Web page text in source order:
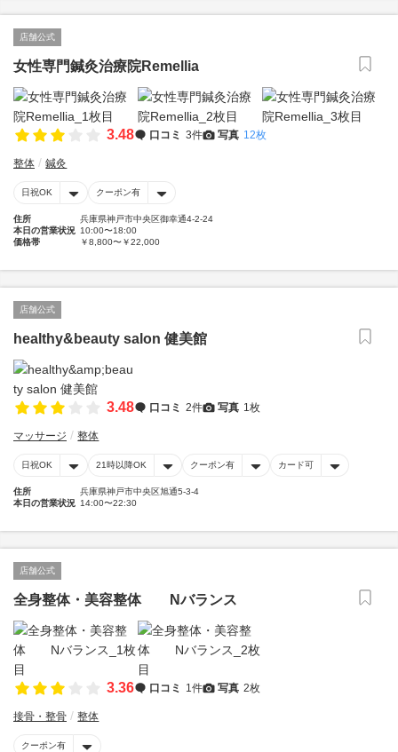
店舗公式
女性専門鍼灸治療院Remellia
3.48 口コミ 3件 写真 12枚
整体 鍼灸
日祝OK クーポン有
住所
兵庫県神戸市中央区御幸通4-2-24
本日の営業状況 10:00〜18:00
価格帯
￥8,800〜￥22,000
店舗公式
healthy&beauty salon 健美館
3.48 口コミ 2件 写真 1枚
マッサージ 整体
日祝OK 21時以降OK クーポン有 カード可
住所
兵庫県神戸市中央区旭通5-3-4
本日の営業状況 14:00〜22:30
店舗公式
全身整体・美容整体 Nバランス
3.36 口コミ 1件 写真 2枚
接骨・整骨 整体
クーポン有